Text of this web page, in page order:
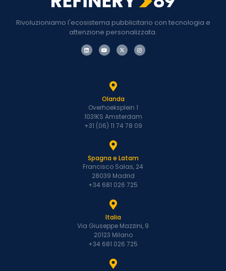
Rivoluzioniamo l'ecosistema pubblicitario con tecnologia e
attenzione personalizzata.
Olanda
Overhoeksplein 1
1031KS Amsterdam
+31 (06) 11 74 78 09
Spagna e Latam
Francisco Salas, 24
28039 Madrid
+34 681 026 725
Italia
Via Giuseppe Mazzini, 9
20123 Milano
+34 681 026 725